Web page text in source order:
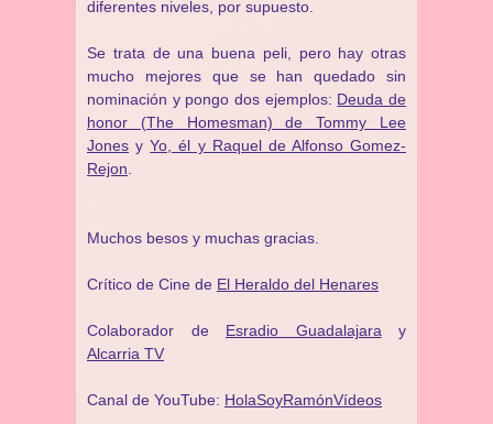
diferentes niveles, por supuesto.
Se trata de una buena peli, pero hay otras
mucho mejores que se han quedado sin
nominación y pongo dos ejemplos: Deuda de
honor (The Homesman) de Tommy Lee
Jones yYo, él y Raquel de Alfonso Gomez-
Rejon
Muchos besos y muchas gracias.
Crítico de Cine de El Heraldo del Henares
Colaborador de Esradio Guadalajara y
Alcarria TV
Canal de YouTube: HolaSoyRamónVídeos